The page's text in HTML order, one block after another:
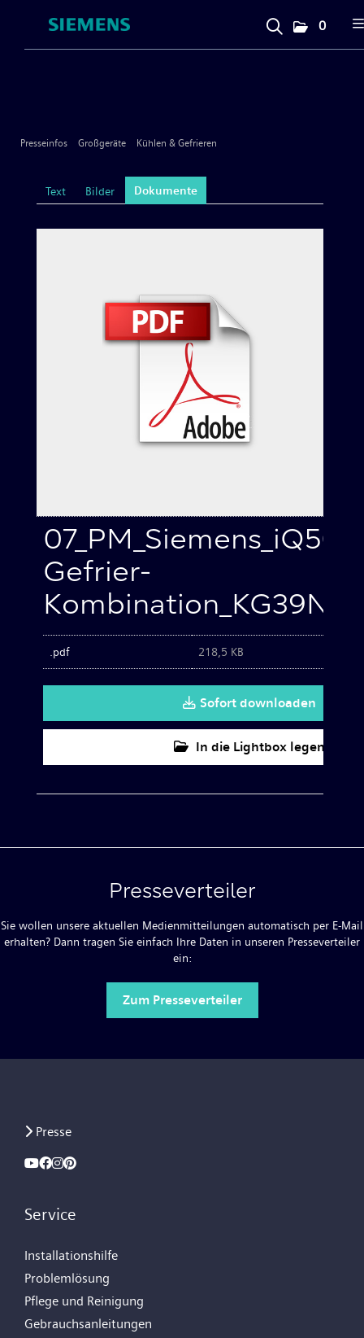
0
Geschirrspülen
Kühlen & Gefrieren
Kontakt
Presseinfos Großgeräte Kühlen & Gefrieren
Text Bilder Dokumente
Gefrier-
.pdf 218,5 KB
Sofort downloaden
In die Lightbox legen
Presseverteiler
Sie wollen unsere aktuellen Medienmitteilungen automatisch per E-Mail
erhalten? Dann tragen Sie einfach Ihre Daten in unseren Presseverteiler
ein:
Zum Presseverteiler
Presse
Service
Installationshilfe
Problemlösung
Pflege und Reinigung
Gebrauchsanleitungen